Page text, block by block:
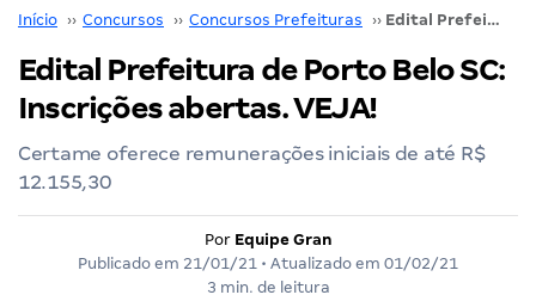
Início ›› Concursos ›› Concursos Prefeituras ›› Edital Prefeitura de Porto Belo SC: Inscrições abertas. VEJA!
Edital Prefeitura de Porto Belo SC:
Inscrições abertas. VEJA!
Certame oferece remunerações iniciais de até R$
12.155,30
Por Equipe Gran
Publicado em 21/01/21 • Atualizado em 01/02/21
3 min. de leitura